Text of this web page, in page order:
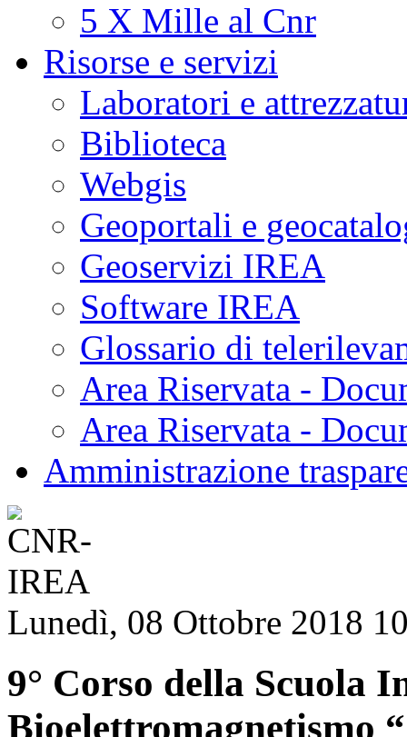
5 X Mille al Cnr
Risorse e servizi
Laboratori e
Biblioteca
Webgis
Geoportali e
Geoservizi IREA
Software IREA
Glossario di
Area Riservata -
Area Riservata -
Amministrazione
Lunedì, 08 Ottobre 2018
9° Corso della Scuola
Bioelettromagnetismo